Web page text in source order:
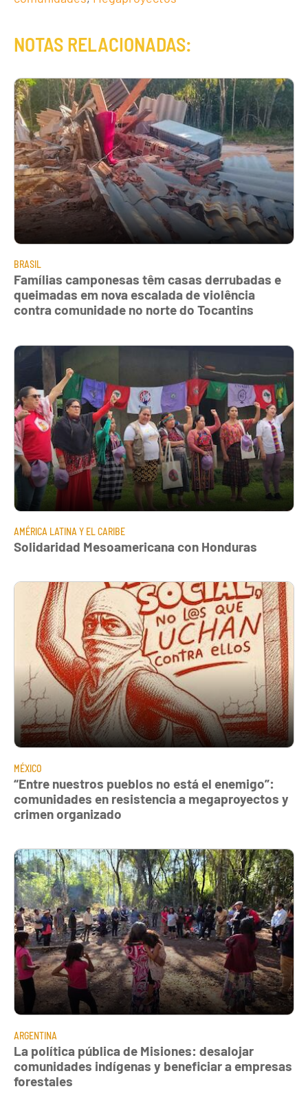
NOTAS RELACIONADAS:
BRASIL
Famílias camponesas têm casas derrubadas e
queimadas em nova escalada de violência
contra comunidade no norte do Tocantins
AMÉRICA LATINA Y EL CARIBE
Solidaridad Mesoamericana con Honduras
MÉXICO
“Entre nuestros pueblos no está el enemigo”:
comunidades en resistencia a megaproyectos y
crimen organizado
ARGENTINA
La política pública de Misiones: desalojar
comunidades indígenas y beneficiar a empresas
forestales